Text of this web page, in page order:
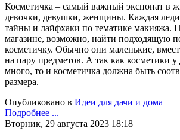
Косметичка – самый важный экспонат в
девочки, девушки, женщины. Каждая
тайны и лайфхаки по тематике макияжа.
магазине, возможно, найти подходящую
косметичку. Обычно они маленькие,
на пару предметов. А так как косметики
много, то и косметичка должна быть
размера.
Опубликовано в Идеи для дачи и дома
Подробнее ...
Вторник, 29 августа 2023 18:18